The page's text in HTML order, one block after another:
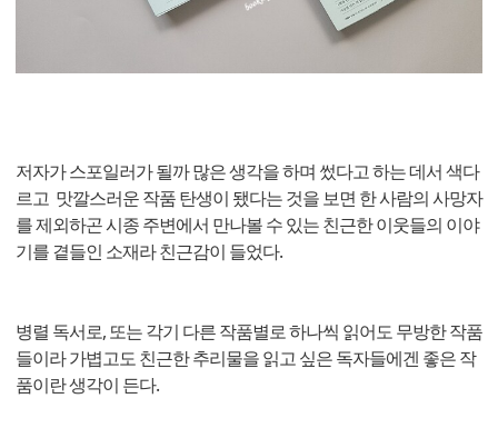
저자가 스포일러가 될까 많은 생각을 하며 썼다고 하는 데서 색다
르고 맛깔스러운 작품 탄생이 됐다는 것을 보면 한 사람의 사망자
를 제외하곤 시종 주변에서 만나볼 수 있는 친근한 이웃들의 이야
기를 곁들인 소재라 친근감이 들었다.
병렬 독서로, 또는 각기 다른 작품별로 하나씩 읽어도 무방한 작품
들이라 가볍고도 친근한 추리물을 읽고 싶은 독자들에겐 좋은 작
품이란 생각이 든다.